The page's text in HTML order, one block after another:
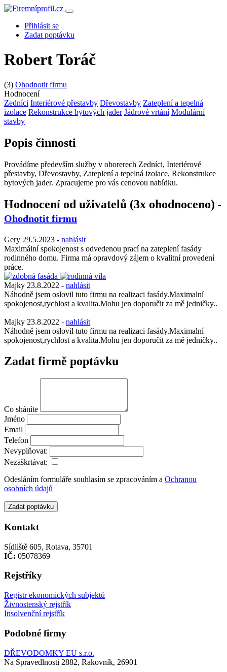
Přihlásit se
Zadat poptávku
Robert Toráč
(3) Ohodnotit firmu
Hodnocení
Zedníci Interiérové přestavby Dřevostavby Zateplení a tepelná
izolace Rekonstrukce bytových jader Jádrové vrtání Modulární
stavby
Popis činnosti
Provádíme především služby v oborerech Zedníci, Interiérové
přestavby, Dřevostavby, Zateplení a tepelná izolace, Rekonstrukce
bytových jader. Zpracujeme pro vás cenovou nabídku.
Hodnocení od uživatelů (3x ohodnoceno) -
Ohodnotit firmu
Gery 29.5.2023 - nahlásit
Maximální spokojenost s odvedenou prací na zateplení fasády
rodinného domu. Firma má opravdový zájem o kvalitní provedení
práce.
Majky 23.8.2022 - nahlásit
Náhodně jsem oslovil tuto firmu na realizaci fasády.Maximalní
spokojenost,rychlost a kvalita.Mohu jen doporučit za mě jedničky..
Majky 23.8.2022 - nahlásit
Náhodně jsem oslovil tuto firmu na realizaci fasády.Maximalní
spokojenost,rychlost a kvalita.Mohu jen doporučit za mě jedničky..
Zadat firmě poptávku
Co sháníte
Jméno
Email
Telefon
Nevyplňovat:
Nezaškrtávat:
Odesláním formuláře souhlasím se zpracováním a Ochranou
osobních údajů
Zadat poptávku
Kontakt
Sídliště 605, Rotava, 35701
IČ: 05078369
Rejstříky
Registr ekonomických subjektů
Živnostenský rejstřík
Insolvenční rejstřík
Podobné firmy
DŘEVODOMKY EU s.r.o.
Na Spravedlnosti 2882, Rakovník, 26901